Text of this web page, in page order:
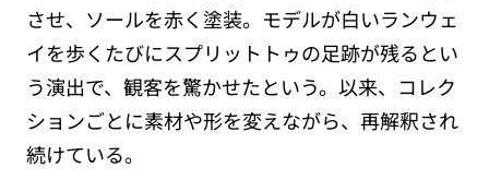
させ、ソールを赤く塗装。モデルが白いランウェ
イを歩くたびにスプリットトゥの足跡が残るとい
う演出で、観客を驚かせたという。以来、コレク
ションごとに素材や形を変えながら、再解釈され
続けている。